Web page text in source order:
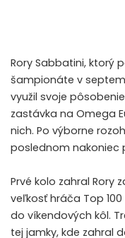
Rory Sabbatini, ktorý
šampionáte v
využil svoje
zastávka na Omega
nich. Po výborne
poslednom nakoniec
Prvé kolo zahral Rory
veľkosť hráča Top
do víkendových kôl.
tej jamky, kde zahral